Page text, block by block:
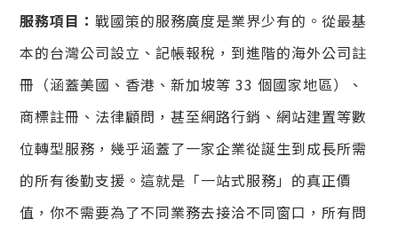
服務項目：戰國策的服務廣度是業界少有的。從最基
本的台灣公司設立、記帳報稅，到進階的海外公司註
冊（涵蓋美國、香港、新加坡等 33 個國家地區）、
商標註冊、法律顧問，甚至網路行銷、網站建置等數
位轉型服務，幾乎涵蓋了一家企業從誕生到成長所需
的所有後勤支援。這就是「一站式服務」的真正價
值，你不需要為了不同業務去接洽不同窗口，所有問